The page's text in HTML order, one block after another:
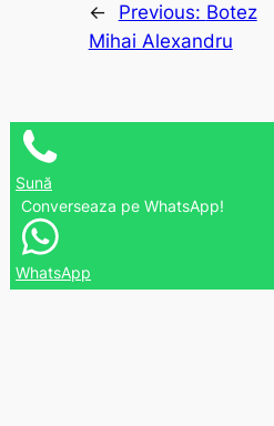
← Previous: Botez
Mihai Alexandru
Sună
Converseaza pe WhatsApp!
WhatsApp